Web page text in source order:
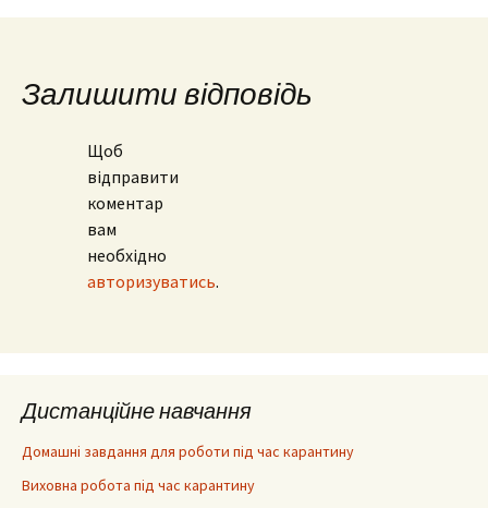
запису
Залишити відповідь
Щоб
відправити
коментар
вам
необхідно
авторизуватись.
Дистанційне навчання
Домашні завдання для роботи під час карантину
Виховна робота під час карантину